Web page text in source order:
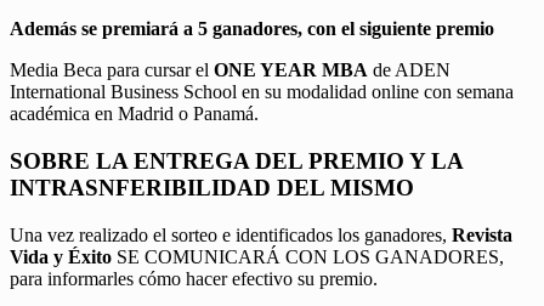
Además se premiará a 5 ganadores, con el siguiente premio
Media Beca para cursar el ONE YEAR MBA de ADEN
International Business School en su modalidad online con semana
académica en Madrid o Panamá.
SOBRE LA ENTREGA DEL PREMIO Y LA
INTRASNFERIBILIDAD DEL MISMO
Una vez realizado el sorteo e identificados los ganadores, Revista
Vida y Éxito SE COMUNICARÁ CON LOS GANADORES,
para informarles cómo hacer efectivo su premio.